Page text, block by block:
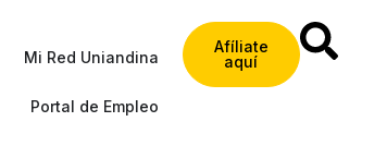
Mi Red Uniandina
Portal de Empleo
Afíliate
aquí